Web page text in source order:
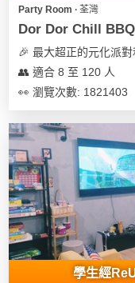
玩
樂
體
手
工
作
坊
戶
外
玩
Party Room ∙ 荃灣
Dor Dor Chill
🎉 最大超正的元化派
👥 適合 8 至 120 人
👀 瀏覽次數: 1821403
學生經